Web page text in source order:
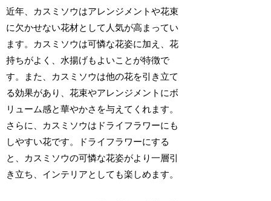
近年、カスミソウはアレンジメントや花束
に欠かせない花材として人気が高まってい
ます。カスミソウは可憐な花姿に加え、花
持ちがよく、水揚げもよいことが特徴で
す。また、カスミソウは他の花を引き立て
る効果があり、花束やアレンジメントにボ
リューム感と華やかさを与えてくれます。
さらに、カスミソウはドライフラワーにも
しやすい花です。ドライフラワーにする
と、カスミソウの可憐な花姿がより一層引
き立ち、インテリアとしても楽しめます。